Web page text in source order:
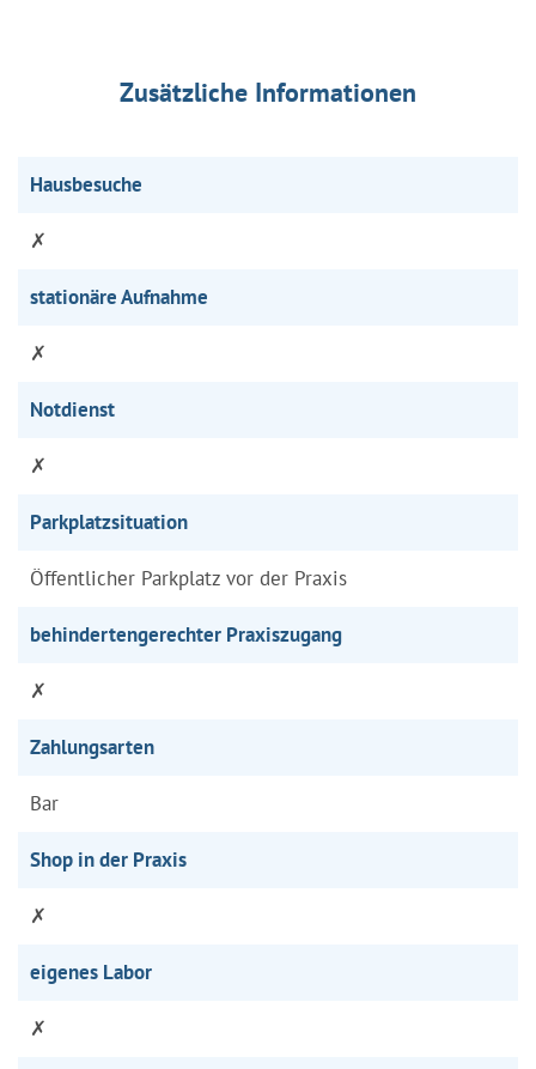
Zusätzliche Informationen
Hausbesuche
✗
stationäre Aufnahme
✗
Notdienst
✗
Parkplatzsituation
Öffentlicher Parkplatz vor der Praxis
behindertengerechter Praxiszugang
✗
Zahlungsarten
Bar
Shop in der Praxis
✗
eigenes Labor
✗